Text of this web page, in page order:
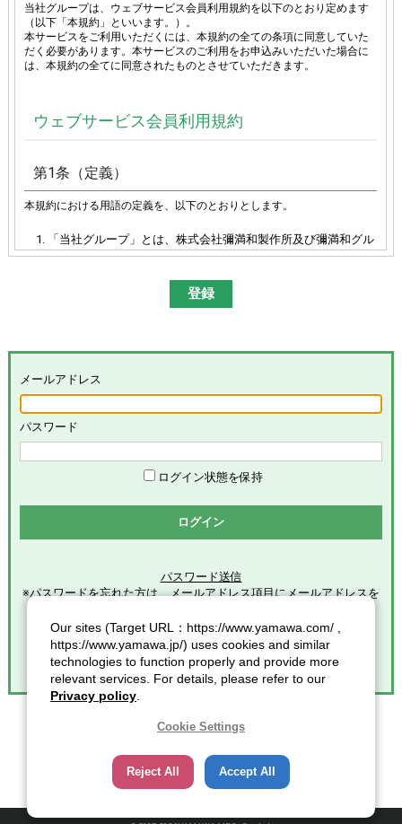
当社グループは、ウェブサービス会員利用規約を以下のとおり定めます
（以下「本規約」といいます。）。
本サービスをご利用いただくには、本規約の全ての条項に同意していた
だく必要があります。本サービスのご利用をお申込みいただいた場合に
は、本規約の全てに同意されたものとさせていただきます。
ウェブサービス会員利用規約
第1条（定義）
本規約における用語の定義を、以下のとおりとします。
「当社グループ」とは、株式会社彌満和製作所及び彌満和グル
ープ各社（株式会社やまわエンジニアリングサービス、株式会
和亜洲股份有限公司及びYAMAWA EUROPE S.p.A.）の総体又は
ト）」を意味します。
「本サービス」とは、本サイトにおける会員限定コンテンツの
提供、当社グループによる、会員に対するメールの配信その他
めます。
「会員」とは、本サービスの利用希望者で、本規約に同意のう
え当社グループが定める手続きに従い、会員登録を完了した方
ープに提供した全ての情報を意味します。
「個人情報」とは、個人情報保護の保護に関する法律第２条第
第2条（総則）
本規約の適用範囲
本規約は、本サービスの利用に関する一切の事項に適用されま
す。
本規約の改定
当社グループは、会員に対する事前連絡又は会員による事前承
諾なしに、本規約を変更・追加・削除できるものとし、会員
ものとみなします。また、この場合、会員に対する通知には次
項に定める方法その他当社グループが適当と判断した方法をと
り、当社グループが定める各諸規定等の変更についても、同様
メールアドレス
パスワード
ログイン状態を保持
ログイン
パスワード送信
※パスワードを忘れた方は、メールアドレス項目にメールアドレスを
クリックしてください。
Our sites (Target URL：https://www.yamawa.com/ ,
https://www.yamawa.jp/) uses cookies and similar
technologies to function properly and provide more
relevant services. For details, please refer to our
Privacy policy
Cookie Settings
Reject All Accept All